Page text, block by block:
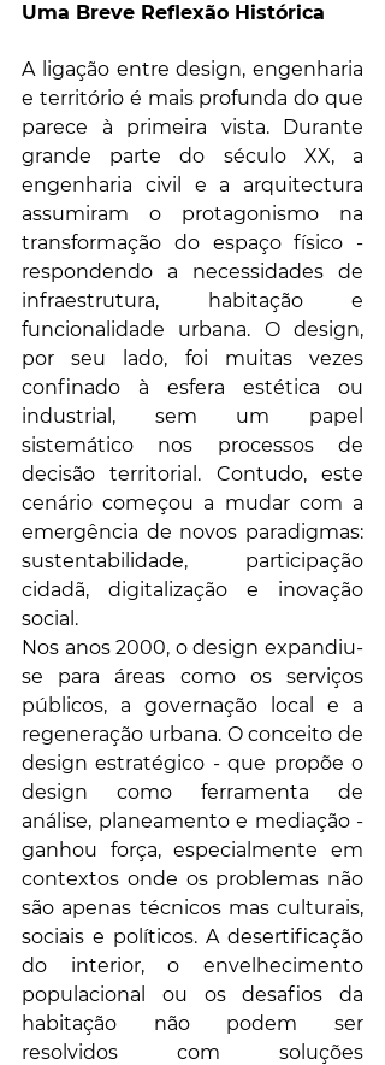
Uma Breve Reflexão Histórica
A ligação entre design, engenharia
e território é mais profunda do que
parece à primeira vista. Durante
grande parte do século XX, a
engenharia civil e a arquitectura
assumiram o protagonismo na
transformação do espaço físico -
respondendo a necessidades de
infraestrutura, habitação e
funcionalidade urbana. O design,
por seu lado, foi muitas vezes
confinado à esfera estética ou
industrial, sem um papel
sistemático nos processos de
decisão territorial. Contudo, este
cenário começou a mudar com a
emergência de novos paradigmas:
sustentabilidade, participação
cidadã, digitalização e inovação
social.
Nos anos 2000, o design expandiu-
se para áreas como os serviços
públicos, a governação local e a
regeneração urbana. O conceito de
design estratégico - que propõe o
design como ferramenta de
análise, planeamento e mediação -
ganhou força, especialmente em
contextos onde os problemas não
são apenas técnicos mas culturais,
sociais e políticos. A desertificação
do interior, o envelhecimento
populacional ou os desafios da
habitação não podem ser
resolvidos com soluções